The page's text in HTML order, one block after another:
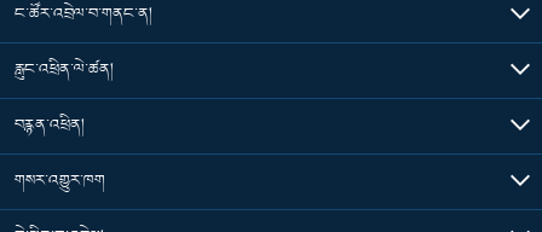
ང་ཚོར་འབྲེལ་བ་གནང་ན།
རླུང་འཕྲིན་ལེ་ཚན།
བརྙན་འཕྲིན།
གསར་འགྱུར་ཁག